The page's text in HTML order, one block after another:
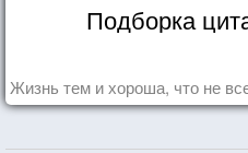
Подборка
Жизнь тем и хороша, что не